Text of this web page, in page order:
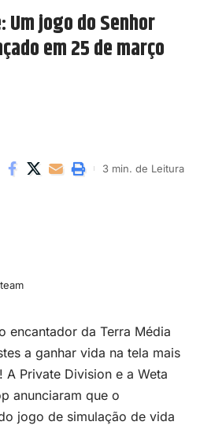
jogo do Senhor
em 25 de março
3 min. de Leitura
encantador da Terra Média
a ganhar vida na tela mais
A Private Division e a Weta
anunciaram que o
jogo de simulação de vida